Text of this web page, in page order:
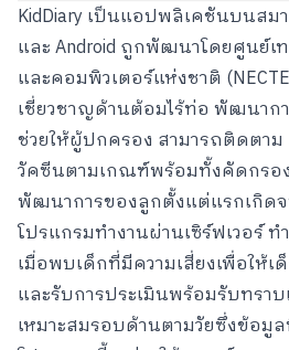
KidDiary เป็นแอปพลิเคชันบนสม
และ Android ถูกพัฒนาโดยศูนย์เ
และคอมพิวเตอร์แห่งชาติ
เชี่ยวชาญด้านต้อมไร้ท่อ พัฒนากา
ช่วยให้ผู้ปกครอง สามารถติดตาม
วัคซีนตามเกณฑ์พร้อมทั้งคัดกรอ
พัฒนาการของลูกตั้งแต่แรกเกิดจ
โปรแกรมทำงานผ่านเซิร์ฟเวอร์
เมื่อพบเด็กที่มีความเสี่ยงเพื่อให้
และรับการประเมินพร้อมรับทรา
เหมาะสมรอบด้านตามวัยซึ่งข้อมู